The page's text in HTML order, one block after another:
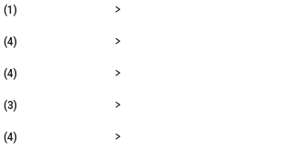
(1)
(4)
(4)
(3)
(4)